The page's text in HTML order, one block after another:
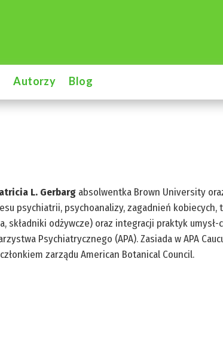
Autorzy Blog
L. Gerbarg absolwentka Brown University
psychiatrii, psychoanalizy, zagadnień
składniki odżywcze) oraz integracji praktyk
Psychiatrycznego (APA). Zasiada w APA
zarządu American Botanical Council.